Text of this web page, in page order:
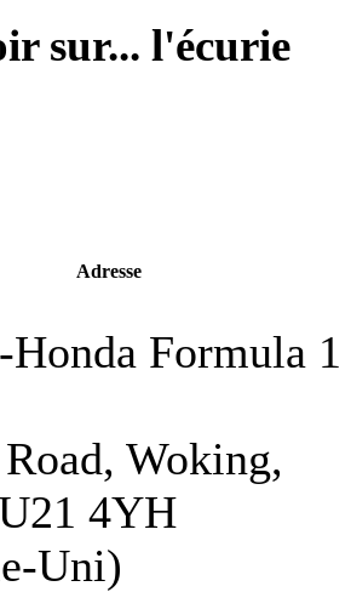
sur... l'écurie
Adresse
Formula 1
Woking,
4YH
Uni)